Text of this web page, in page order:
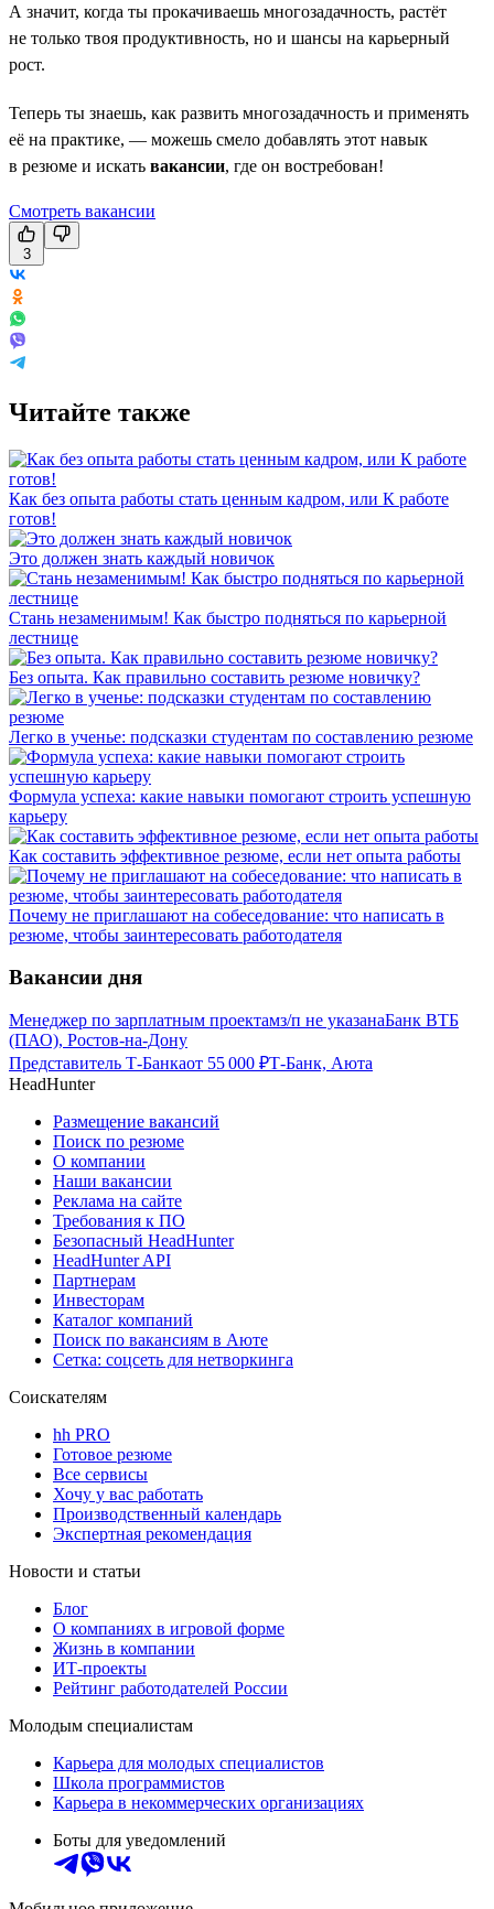
А значит, когда ты прокачиваешь многозадачность, растёт
не только твоя продуктивность, но и шансы на карьерный
рост.
Теперь ты знаешь, как развить многозадачность и применять
её на практике, — можешь смело добавлять этот навык
в резюме и искать вакансии, где он востребован!
Смотреть вакансии
3
Читайте также
Как без опыта работы стать ценным кадром, или К работе
готов!
Это должен знать каждый новичок
Стань незаменимым! Как быстро подняться по карьерной
лестнице
Без опыта. Как правильно составить резюме новичку?
Легко в ученье: подсказки студентам по составлению резюме
Формула успеха: какие навыки помогают строить успешную
карьеру
Как составить эффективное резюме, если нет опыта работы
Почему не приглашают на собеседование: что написать в
резюме, чтобы заинтересовать работодателя
Вакансии дня
Менеджер по зарплатным проектамз/п не указанаБанк ВТБ
(ПАО), Ростов-на-Дону
Представитель Т-Банкаот 55 000 ₽Т-Банк, Аюта
HeadHunter
Размещение вакансий
Поиск по резюме
О компании
Наши вакансии
Реклама на сайте
Требования к ПО
Безопасный HeadHunter
HeadHunter API
Партнерам
Инвесторам
Каталог компаний
Поиск по вакансиям в Аюте
Сетка: соцсеть для нетворкинга
Соискателям
hh PRO
Готовое резюме
Все сервисы
Хочу у вас работать
Производственный календарь
Экспертная рекомендация
Новости и статьи
Блог
О компаниях в игровой форме
Жизнь в компании
ИТ-проекты
Рейтинг работодателей России
Молодым специалистам
Карьера для молодых специалистов
Школа программистов
Карьера в некоммерческих организациях
Боты для уведомлений